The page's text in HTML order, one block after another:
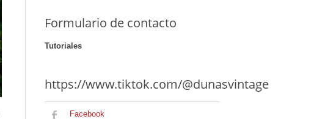
Formulario de contacto
Tutoriales
https://www.tiktok.com/@dunasvintage
Facebook